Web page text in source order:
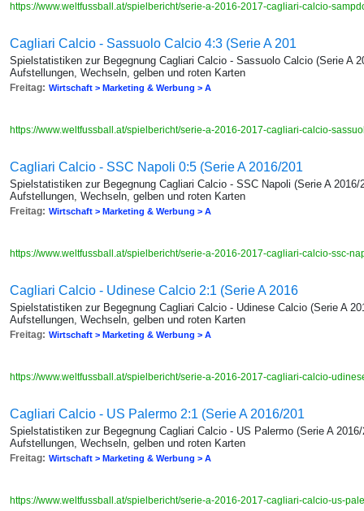
https://www.weltfussball.at/spielbericht/serie-a-2016-2017-cagliari-calcio-
Cagliari Calcio - Sassuolo Calcio 4:3 (Serie A 201
Spielstatistiken zur Begegnung Cagliari Calcio - Sassuolo Calcio (Serie A
Aufstellungen, Wechseln, gelben und roten Karten
Freitag: Wirtschaft > Marketing & Werbung > A
https://www.weltfussball.at/spielbericht/serie-a-2016-2017-cagliari-calcio-
Cagliari Calcio - SSC Napoli 0:5 (Serie A 2016/201
Spielstatistiken zur Begegnung Cagliari Calcio - SSC Napoli (Serie A
Aufstellungen, Wechseln, gelben und roten Karten
Freitag: Wirtschaft > Marketing & Werbung > A
https://www.weltfussball.at/spielbericht/serie-a-2016-2017-cagliari-calcio-ssc-
Cagliari Calcio - Udinese Calcio 2:1 (Serie A 2016
Spielstatistiken zur Begegnung Cagliari Calcio - Udinese Calcio (Serie A
Aufstellungen, Wechseln, gelben und roten Karten
Freitag: Wirtschaft > Marketing & Werbung > A
https://www.weltfussball.at/spielbericht/serie-a-2016-2017-cagliari-calcio-
Cagliari Calcio - US Palermo 2:1 (Serie A 2016/201
Spielstatistiken zur Begegnung Cagliari Calcio - US Palermo (Serie A
Aufstellungen, Wechseln, gelben und roten Karten
Freitag: Wirtschaft > Marketing & Werbung > A
https://www.weltfussball.at/spielbericht/serie-a-2016-2017-cagliari-calcio-us-